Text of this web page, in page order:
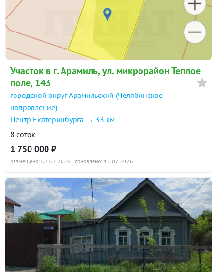
Участок в г. Арамиль, ул. микрорайон Теплое
поле, 143
городской округ Арамильский (Челябинское
направление)
Центр Екатеринбурга → 33 км
8 соток
1 750 000 ₽
размещено: 02.07.2026 , обновлено: 15.07.2026